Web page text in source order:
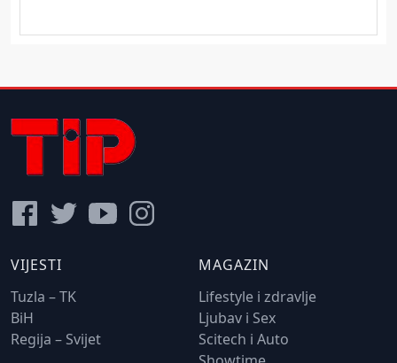
VIJESTI
Tuzla – TK
BiH
Regija – Svijet
MAGAZIN
Lifestyle i zdravlje
Ljubav i Sex
Scitech i Auto